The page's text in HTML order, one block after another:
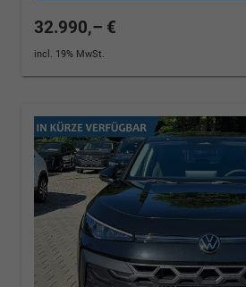
32.990,– €
incl. 19% MwSt.